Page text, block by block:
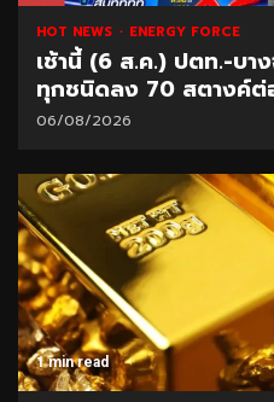
HOT NEWS ENERGY FORCE
เช้านี้ (6 ส.ค.) ปตท.-บา
ทุกชนิดลง 70 สตางค์ต่
06/08/2026
1 min read